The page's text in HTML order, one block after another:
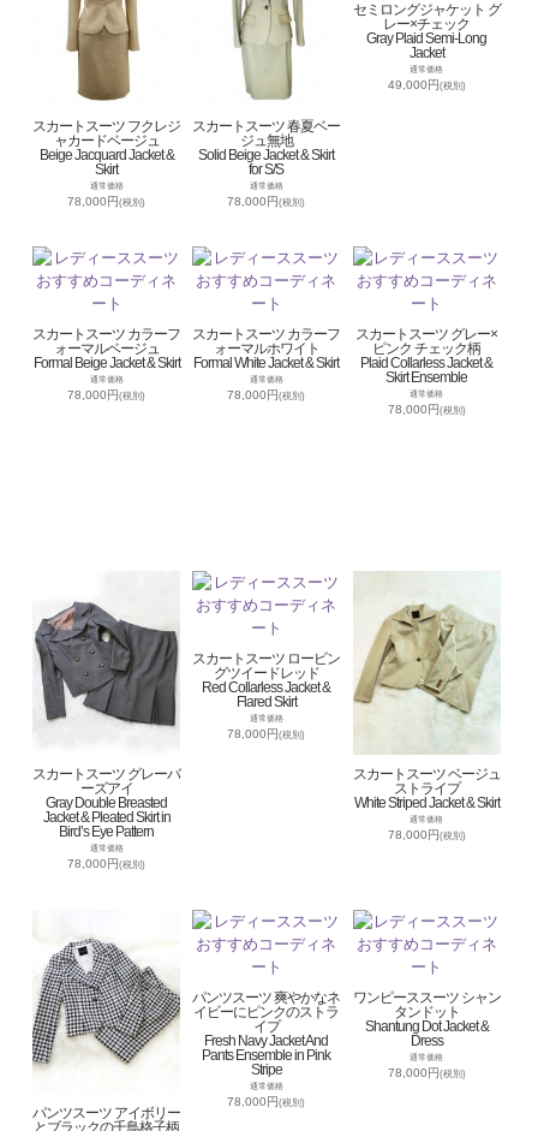
スカートスーツ フクレジ
ャカードベージュ
Beige Jacquard Jacket &
Skirt
通常価格
78,000円(税別)
スカートスーツ 春夏ベー
ジュ無地
Solid Beige Jacket & Skirt
for S/S
通常価格
78,000円(税別)
セミロングジャケット グ
レー×チェック
Gray Plaid Semi-Long
Jacket
通常価格
49,000円 (税別)
スカートスーツ カラーフ
ォーマルベージュ
Formal Beige Jacket & Skirt
通常価格
78,000円(税別)
スカートスーツ カラーフ
ォーマルホワイト
Formal White Jacket & Skirt
通常価格
78,000円(税別)
スカートスーツ グレー×
ピンク チェック柄
Plaid Collarless Jacket &
Skirt Ensemble
通常価格
78,000円(税別)
スカートスーツ グレーバ
ーズアイ
Gray Double Breasted
Jacket & Pleated Skirt in
Bird’s Eye Pattern
通常価格
78,000円(税別)
スカートスーツ ロービン
グツイードレッド
Red Collarless Jacket &
Flared Skirt
通常価格
78,000円(税別)
スカートスーツ ベージュ
ストライプ
White Striped Jacket & Skirt
通常価格
78,000円(税別)
パンツスーツ アイボリー
とブラックの千鳥格子柄
パンツスーツ 爽やかなネ
イビーにピンクのストラ
イプ
Fresh Navy Jacket And
Pants Ensemble in Pink
Stripe
通常価格
78,000円(税別)
ワンピーススーツ シャン
タンドット
Shantung Dot Jacket &
Dress
通常価格
78,000円(税別)